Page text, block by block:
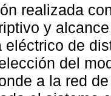
realizada
y
eléctrico de
del
a la red